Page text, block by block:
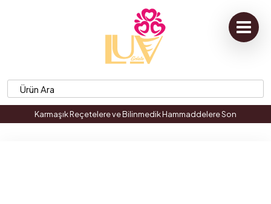
Karmaşık Reçetelere ve Bilinmedik Hammaddelere Son